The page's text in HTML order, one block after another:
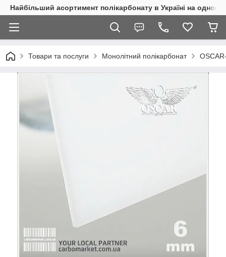
Найбільший асортимент полікарбонату в Україні на одному
Товари та послуги Монолітний полікарбонат